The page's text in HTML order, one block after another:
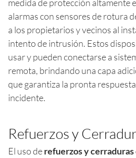
medida de protección altamente
alarmas con sensores de rotura
a los propietarios y vecinos al
intento de intrusión. Estos
usar y pueden conectarse a
remota, brindando una capa
que garantiza la pronta
incidente.
Refuerzos y
El uso derefuerzos y